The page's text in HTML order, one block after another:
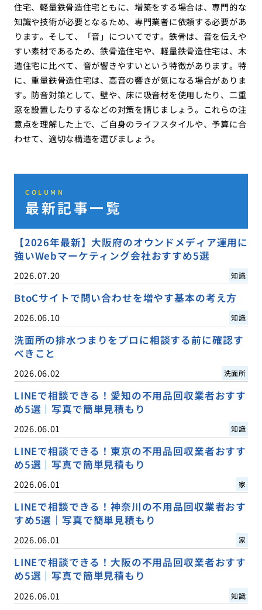
住宅、軽量鉄骨造住宅ともに、増築をする場合は、専門的な
知識や技術が必要となるため、専門業者に依頼する必要があ
ります。そして、「音」についてです。鉄骨は、音を伝えや
すい素材であるため、鉄骨造住宅や、軽量鉄骨造住宅は、木
造住宅に比べて、音が響きやすいという特徴があります。特
に、重量鉄骨造住宅は、高音の響きが気になる場合がありま
す。防音対策として、壁や、床に吸音材を使用したり、二重
窓を設置したりするなどの対策を講じましょう。これらの注
意点を理解した上で、ご自身のライフスタイルや、予算に合
わせて、適切な構造を選びましょう。
COLUMN
最新記事一覧
【2026年最新】大阪府のオウンドメディア運用に
強いWebマーケティング会社おすすめ5選
2026.07.20 知識
BtoCサイトで問い合わせを増やす基本の考え方
2026.06.10 知識
洗面所の排水つまりをプロに相談する前に確認す
べきこと
2026.06.02 洗面所
LINEで相談できる！愛知の不用品回収業者おすす
め5選｜写真で簡単見積もり
2026.06.01 知識
LINEで相談できる！東京の不用品回収業者おすす
め5選｜写真で簡単見積もり
2026.06.01 家
LINEで相談できる！神奈川の不用品回収業者おす
すめ5選｜写真で簡単見積もり
2026.06.01 家
LINEで相談できる！大阪の不用品回収業者おすす
め5選｜写真で簡単見積もり
2026.06.01 知識